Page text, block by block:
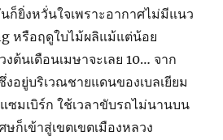
ก็ยิ่งหวั่นใจเพราะอากาศไม่มีแนว
หรือฤดูใบไม้ผลิแม้แต่น้อย
นเดือนเมษาจะเลย 10… จาก
อยู่บริเวณชายแดนของเบลเยียม
ซมเบิร์ก ใช้เวลาขับรถไม่นานบน
ษก็เข้าสู่เขตเขตเมืองหลวง